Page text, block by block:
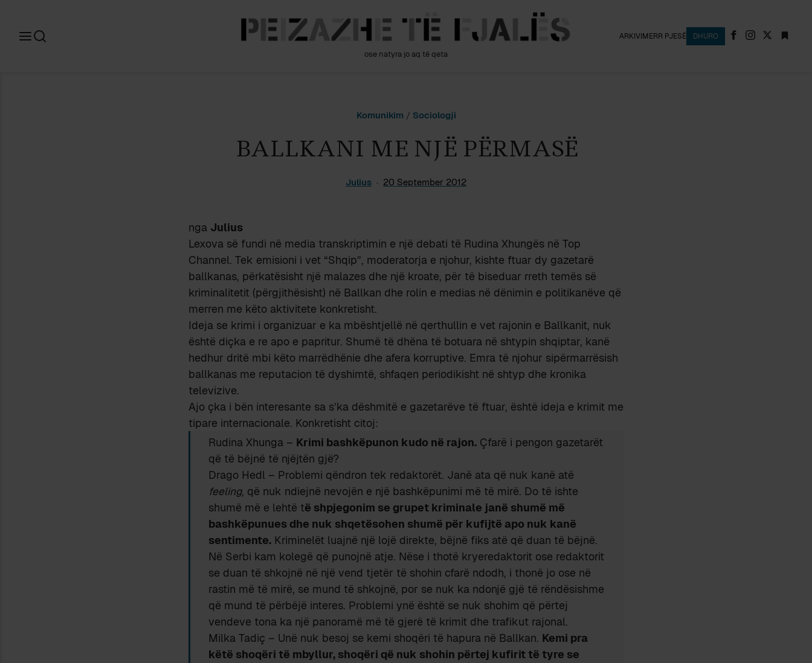
ose natyra jo aq të qeta
ARKIVIMERR PJESË DHURO
Komunikim / Sociologji
BALLKANI ME NJË PËRMASË
Julius 20 September 2012
nga Julius
Lexova së fundi në media transkriptimin e një debati të Rudina Xhungës në Top
Channel. Tek emisioni i vet “Shqip”, moderatorja e njohur, kishte ftuar dy gazetarë
ballkanas, përkatësisht një malazes dhe një kroate, për të biseduar rreth temës së
kriminalitetit (përgjithësisht) në Ballkan dhe rolin e medias në dënimin e politikanëve që
merren me këto aktivitete konkretisht.
Ideja se krimi i organizuar e ka mbështjellë në qerthullin e vet rajonin e Ballkanit, nuk
është diçka e re apo e papritur. Shumë të dhëna të botuara në shtypin shqiptar, kanë
hedhur dritë mbi këto marrëdhënie dhe afera korruptive. Emra të njohur sipërmarrësish
ballkanas me reputacion të dyshimtë, shfaqen periodikisht në shtyp dhe kronika
televizive.
Ajo çka i bën interesante sa s’ka dëshmitë e gazetarëve të ftuar, është ideja e krimit me
tipare internacionale. Konkretisht citoj:
Rudina Xhunga – Krimi bashkëpunon kudo në rajon. Çfarë i pengon gazetarët
që të bëjnë të njëjtën gjë?
Drago Hedl – Problemi qëndron tek redaktorët. Janë ata që nuk kanë atë
feeling, që nuk ndiejnë nevojën e një bashkëpunimi më të mirë. Do të ishte
shumë më e lehtë të shpjegonim se grupet kriminale janë shumë më
bashkëpunues dhe nuk shqetësohen shumë për kufijtë apo nuk kanë
sentimente. Kriminelët luajnë një lojë direkte, bëjnë fiks atë që duan të bëjnë.
Në Serbi kam kolegë që punojnë atje. Nëse i thotë kryeredaktorit ose redaktorit
se duan të shkojnë në një vend tjetër të shohin cfarë ndodh, i thonë jo ose në
rastin më të mirë, se mund të shkojnë, por se nuk ka ndonjë gjë të rëndësishme
që mund të përbëjë interes. Problemi ynë është se nuk shohim që përtej
vendeve tona ka një panoramë më të gjerë të krimit dhe trafikut rajonal.
Milka Tadiç – Unë nuk besoj se kemi shoqëri të hapura në Ballkan. Kemi pra
këtë shoqëri të mbyllur, shoqëri që nuk shohin përtej kufirit të tyre se